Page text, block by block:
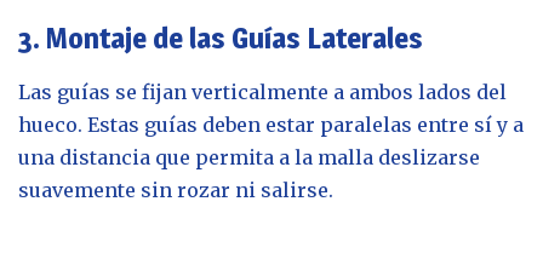
3. Montaje de las Guías Laterales
Las guías se fijan verticalmente a ambos lados del
hueco. Estas guías deben estar paralelas entre sí y a
una distancia que permita a la malla deslizarse
suavemente sin rozar ni salirse.